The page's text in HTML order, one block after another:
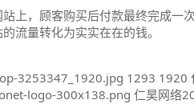
上，顾客购买后付款最终完成一
流量转化为实实在在的钱。
3253347_1920.jpg 1293 1920
logo-300x138.png 仁昊网络